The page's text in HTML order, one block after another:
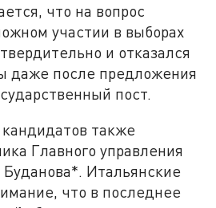
что на вопрос
участии в выборах
и отказался
даже после предложения
пост.
также
Главного управления
Итальянские
что в последнее